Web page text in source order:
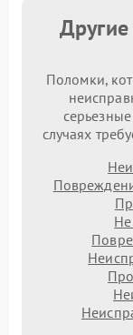
Поломки,
случаях